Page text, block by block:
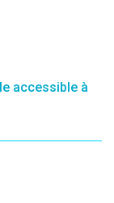
accessible à